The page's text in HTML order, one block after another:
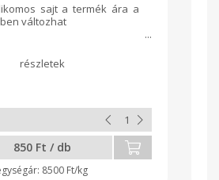
sajt a termék ára a
változhat
850 Ft / db
8500 Ft/kg